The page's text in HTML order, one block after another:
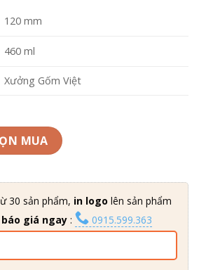
120 mm
460 ml
Xưởng Gốm Việt
M40 số lượng
MUA
30 sản phẩm, in logo lên sản phẩm
giá ngay : 0915.599.363